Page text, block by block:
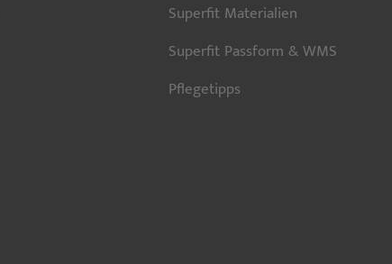
Superfit Materialien
Superfit Passform & WMS
Pflegetipps